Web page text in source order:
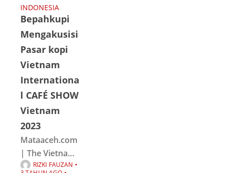
peresmian
gedung kantor
baru yang
dilakukan oleh
Dewan
Senior Bank
Indonesia, Ibu
Destry
Damayanti,
didampingi Pj.
Walikota
INDONESIA
Bepahkupi
Mengakusisi
Pasar kopi
Vietnam
Internationa
l CAFÉ SHOW
Vietnam
2023
Mataaceh.com
| The Vietnam
International
RIZKI FAUZAN